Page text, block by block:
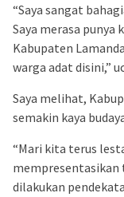
“Saya sangat
Saya merasa punya
Kabupaten
warga adat disini,”
Saya melihat,
semakin kaya
“Mari kita terus
mempresentasikan
dilakukan